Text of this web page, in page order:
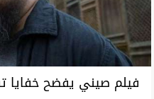
فيلم صيني يفضح